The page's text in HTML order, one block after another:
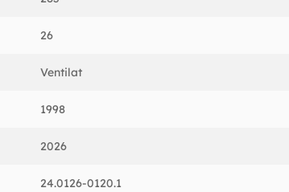
26
Ventilat
1998
2026
24.0126-0120.1